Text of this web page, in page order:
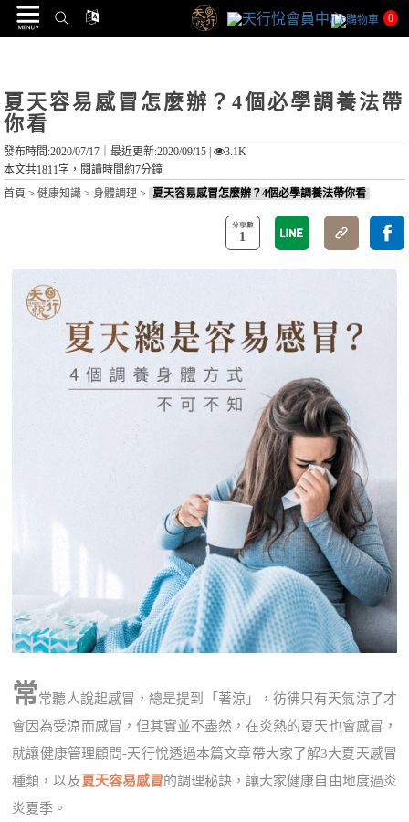
0
夏天容易感冒怎麼辦？4個必學調養法帶
你看
發布時間:2020/07/17｜最近更新:2020/09/15 |
3.1K
本文共1811字，閱讀時間約7分鐘
首頁 >健康知識 >身體調理 > 夏天容易感冒怎麼辦？4個必學調養法帶你看
1
常常聽人說起感冒，總是提到「著涼」，彷彿只有天氣涼了才
會因為受涼而感冒，但其實並不盡然，在炎熱的夏天也會感冒，
就讓健康管理顧問-天行悅透過本篇文章帶大家了解3大夏天感冒
種類，以及夏天容易感冒的調理秘訣，讓大家健康自由地度過炎
炎夏季。